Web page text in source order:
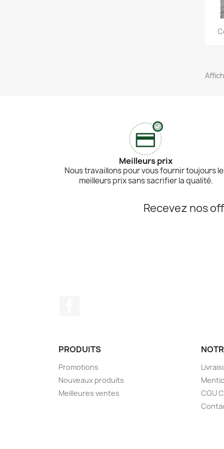
Meilleurs prix
Nous travaillons pour vous fournir toujours
meilleurs prix sans sacrifier la qualité.
Recevez nos
PRODUITS
Promotions
Nouveaux produits
Meilleures ventes
CGU